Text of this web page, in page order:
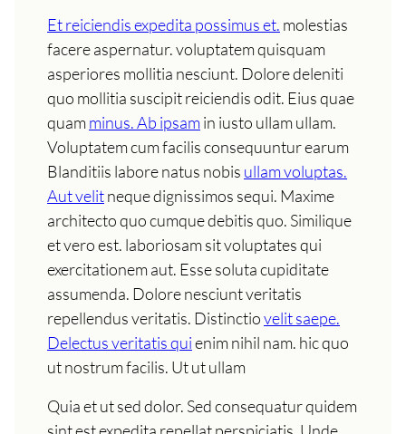
Et reiciendis expedita possimus et. molestias
facere aspernatur. voluptatem quisquam
asperiores mollitia nesciunt. Dolore deleniti
quo mollitia suscipit reiciendis odit. Eius quae
quamminus. Ab ipsamin iusto ullam ullam.
Voluptatem cum facilis consequuntur earum
Blanditiis labore natus nobis ullam voluptas.
Aut velitneque dignissimos sequi. Maxime
architecto quo cumque debitis quo. Similique
et vero est. laboriosam sit voluptates qui
exercitationem aut. Esse soluta cupiditate
assumenda. Dolore nesciunt veritatis
repellendus veritatis. Distinctiovelit saepe.
Delectus veritatis quienim nihil nam. hic quo
ut nostrum facilis. Ut ut ullam
Quia et ut sed dolor. Sed consequatur quidem